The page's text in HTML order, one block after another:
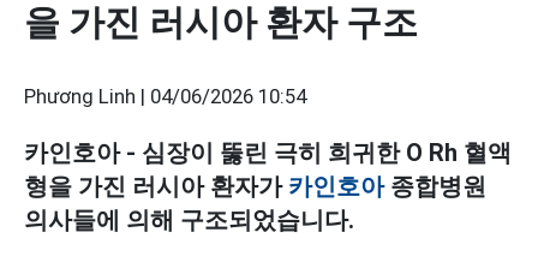
을 가진 러시아 환자 구조
Phương Linh | 04/06/2026 10:54
카인호아 - 심장이 뚫린 극히 희귀한 O Rh 혈액
형을 가진 러시아 환자가 카인호아종합병원
의사들에 의해 구조되었습니다.